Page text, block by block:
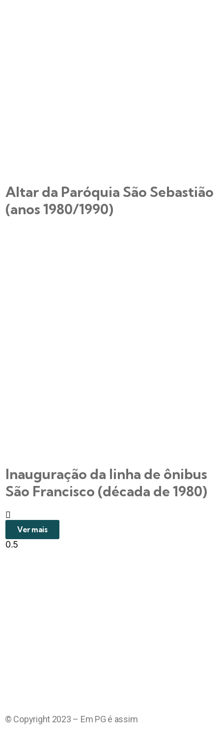
Altar da Paróquia São Sebastião
(anos 1980/1990)
Inauguração da linha de ônibus
São Francisco (década de 1980)
Ver mais
© Copyright 2023 – Em PG é assim